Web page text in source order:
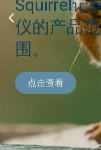
仪的产品范
围。